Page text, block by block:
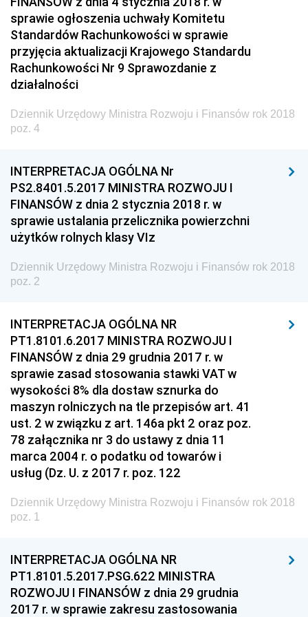
Dziennik Urzędowy Głównego Inspektoratu Ochrony
Środowiska
Dziennik Urzędowy Generalnej Dyrekcji Ochrony
Środowiska
Dziennik Urzędowy Ministerstwa Administracji,
Gospodarki Terenowej i Ochrony Środowiska
Dziennik Urzędowy Ministerstwa Administracji i
Dziennik Urzędowy Unii Europejskiej, L
Dziennik Urzędowy Ministerstwa Komunikacji
Dziennik Urzędowy Ministerstwa Przemysłu
Chemicznego i Lekkiego
Gospodarki Żywnościowej
Dziennik Urzędowy Ministra Cyfryzacji
Dziennik Urzędowy Ministra Rozwoju
Dziennik Urzędowy Ministra Infrastruktury i
Budownictwa
Dziennik Urzędowy Ministra Gospodarki Morskiej i
Żeglugi Śródlądowej
Dziennik Urzędowy Ministra Energii
Dziennik Urzędowy Ministra Sprawiedliwości
2018
2017
sprawie ogłoszenia uchwały Komitetu
Standardów Rachunkowości w sprawie
przyjęcia aktualizacji Krajowego Standardu
Rachunkowości Nr 9 Sprawozdanie z
działalności
Dziennik Urzędowy Ministra Rozwoju i Finansów rok 2018
poz. 4
INTERPRETACJA OGÓLNA Nr
PS2.8401.5.2017 MINISTRA ROZWOJU I
FINANSÓW z dnia 2 stycznia 2018 r. w
sprawie ustalania przelicznika powierzchni
użytków rolnych klasy VIz
Dziennik Urzędowy Ministra Rozwoju i Finansów rok 2018
poz. 2
INTERPRETACJA OGÓLNA NR
PT1.8101.6.2017 MINISTRA ROZWOJU I
FINANSÓW z dnia 29 grudnia 2017 r. w
sprawie zasad stosowania stawki VAT w
wysokości 8% dla dostaw sznurka do
maszyn rolniczych na tle przepisów art. 41
ust. 2 w związku z art. 146a pkt 2 oraz poz.
78 załącznika nr 3 do ustawy z dnia 11
marca 2004 r. o podatku od towarów i
usług (Dz. U. z 2017 r. poz. 122
Dziennik Urzędowy Ministra Rozwoju i Finansów rok 2018
poz. 1
INTERPRETACJA OGÓLNA NR
PT1.8101.5.2017.PSG.622 MINISTRA
ROZWOJU I FINANSÓW z dnia 29 grudnia
2017 r. w sprawie zakresu zastosowania